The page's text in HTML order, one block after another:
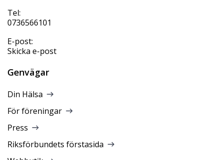
Tel:
0736566101
E-post:
Skicka e-post
Genvägar
Din Hälsa
För föreningar
Press
Riksförbundets förstasida